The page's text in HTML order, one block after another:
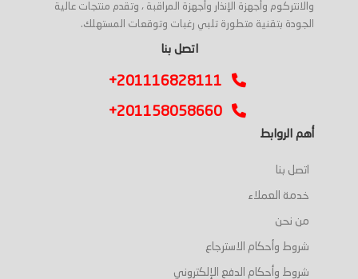
والانتركوم وأجهزة الإنذار وأجهزة المراقبة ، وتقدم منتجات عالية
الجودة بتقنية متطورة تلبي رغبات وتوقعات المستهلك.
اتصل بنا
+201116828111
+201158058660
أهم الروابط
اتصل بنا
خدمة العملاء
من نحن
شروط وأحكام الاسترجاع
شروط وأحكام الدفع الإلكتروني